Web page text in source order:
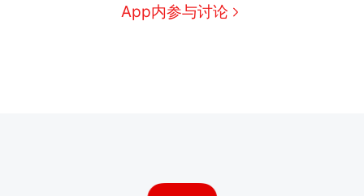
App内参与讨论